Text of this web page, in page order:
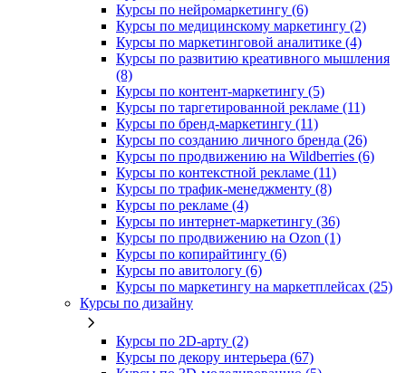
Курсы по нейромаркетингу (6)
Курсы по медицинскому маркетингу (2)
Курсы по маркетинговой аналитике (4)
Курсы по развитию креативного мышления
(8)
Курсы по контент-маркетингу (5)
Курсы по таргетированной рекламе (11)
Курсы по бренд-маркетингу (11)
Курсы по созданию личного бренда (26)
Курсы по продвижению на Wildberries (6)
Курсы по контекстной рекламе (11)
Курсы по трафик-менеджменту (8)
Курсы по рекламе (4)
Курсы по интернет-маркетингу (36)
Курсы по продвижению на Ozon (1)
Курсы по копирайтингу (6)
Курсы по авитологу (6)
Курсы по маркетингу на маркетплейсах (25)
Курсы по дизайну
Курсы по 2D‑арту (2)
Курсы по декору интерьера (67)